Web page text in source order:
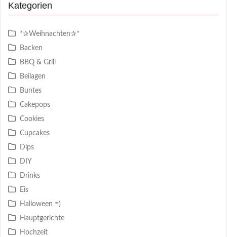
Kategorien
*✰Weihnachten✰*
Backen
BBQ & Grill
Beilagen
Buntes
Cakepops
Cookies
Cupcakes
Dips
DIY
Drinks
Eis
Halloween =)
Hauptgerichte
Hochzeit